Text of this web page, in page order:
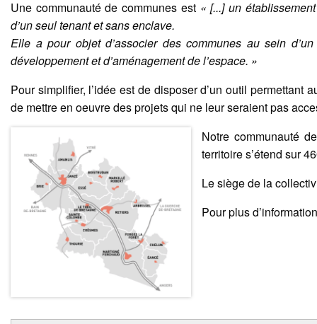
Une communauté de communes est « [...] un
d’un seul tenant et sans enclave.
Elle a pour objet d’associer des communes au sein
développement et d’aménagement de l’espace. »
Pour simplifier, l’idée est de disposer d’un outil
de mettre en oeuvre des projets qui ne leur seraient pas
Notre communauté
territoire s’étend sur
Le siège de la
Pour plus